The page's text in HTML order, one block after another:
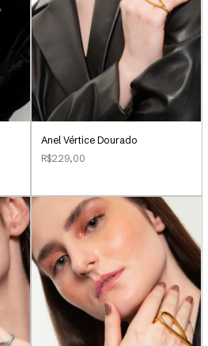
Anel Vértice Dourado
R$229,00